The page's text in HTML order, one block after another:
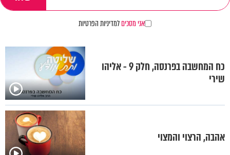
אני מסכיםלמדיניות הפרטיות
כח המחשבה בפרנסה, חלק 9 - אליהו
שירי
אהבה, הרצוי והמצוי